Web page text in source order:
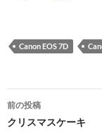
Canon EOS 7D
投
稿
前の投稿
クリスマスケーキ